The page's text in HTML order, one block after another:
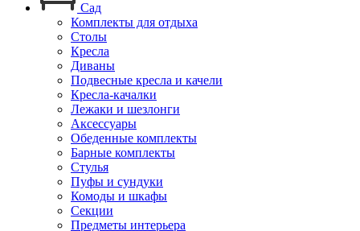
Сад
Комплекты для отдыха
Столы
Кресла
Диваны
Подвесные кресла и качели
Кресла-качалки
Лежаки и шезлонги
Аксессуары
Обеденные комплекты
Барные комплекты
Стулья
Пуфы и сундуки
Комоды и шкафы
Секции
Предметы интерьера